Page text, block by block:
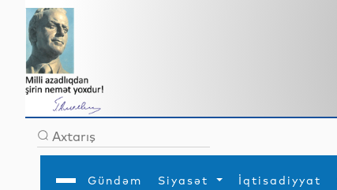
Gündəm Siyasət İqtisadiyyat